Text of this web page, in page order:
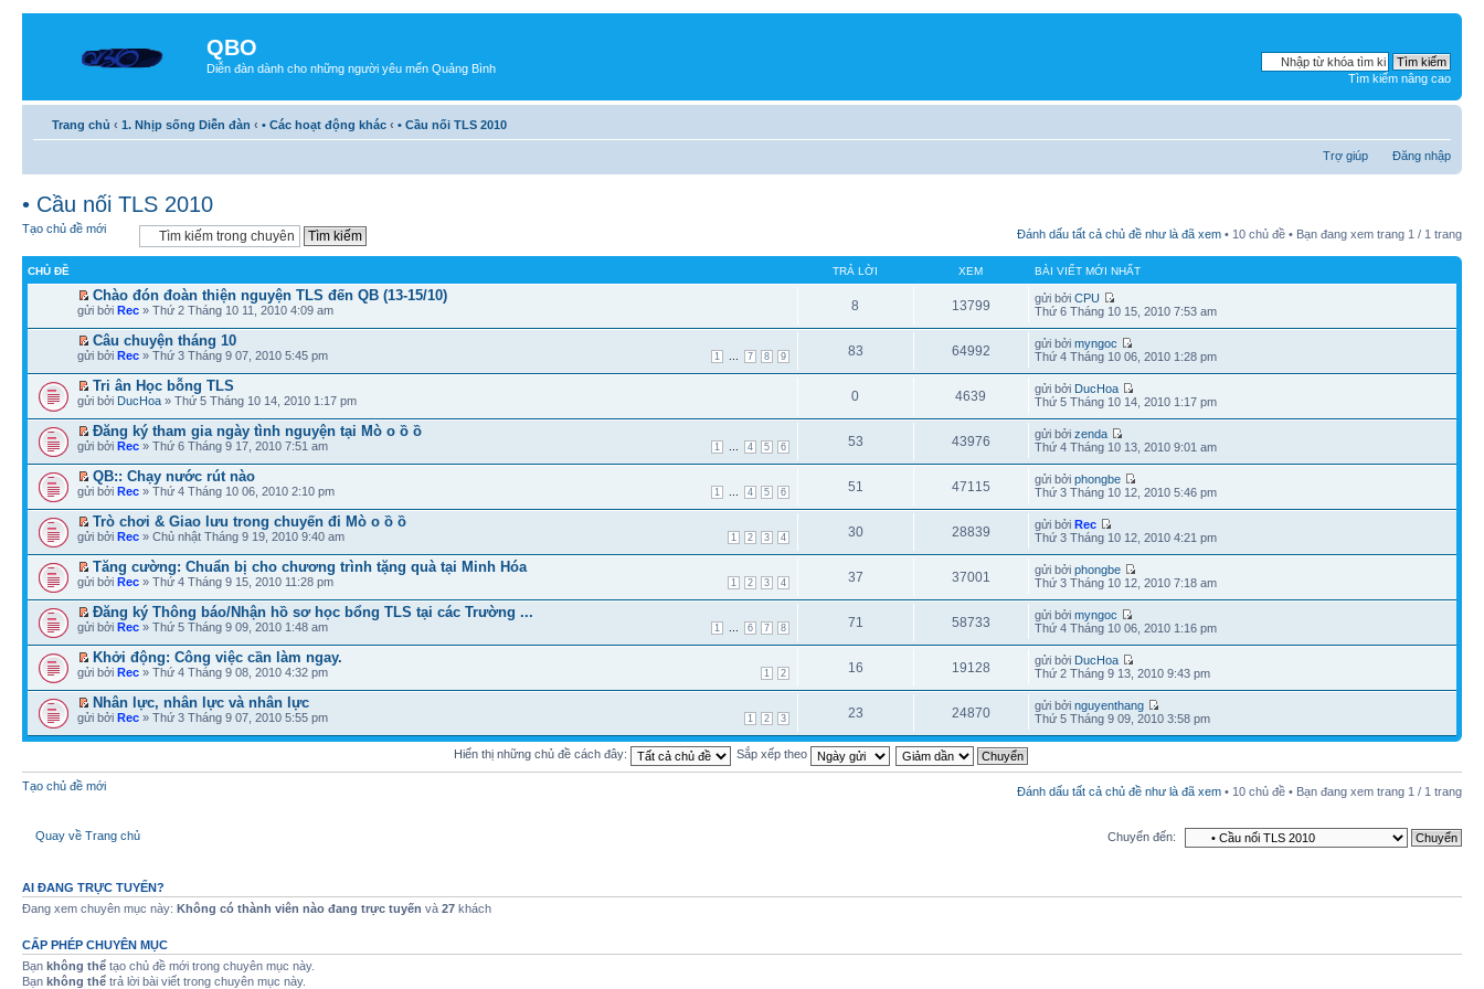
QBO
Diễn đàn dành cho những người yêu mến Quảng Bình
Tìm kiếm nâng cao
Trang chủ ‹ 1. Nhịp sống Diễn đàn ‹ • Các hoạt động khác ‹ • Cầu nối TLS 2010
Trợ giúp Đăng nhập
• Cầu nối TLS 2010
Tạo chủ đề mới Đánh dấu tất cả chủ đề như là đã xem • 10 chủ đề • Bạn đang xem trang 1 / 1 trang
CHỦ ĐỀ TRẢ LỜI XEM BÀI VIẾT MỚI NHẤT
Chào đón đoàn thiện nguyện TLS đến QB (13-15/10)
gửi bởi Rec » Thứ 2 Tháng 10 11, 2010 4:09 am 8 13799 gửi bởiCPU
Thứ 6 Tháng 10 15, 2010 7:53 am
Câu chuyện tháng 10
1 7 8 9
gửi bởi Rec » Thứ 3 Tháng 9 07, 2010 5:45 pm 83 64992 gửi bởimyngoc
Thứ 4 Tháng 10 06, 2010 1:28 pm
Tri ân Học bỗng TLS
gửi bởi DucHoa » Thứ 5 Tháng 10 14, 2010 1:17 pm 0 4639 gửi bởi DucHoa
Thứ 5 Tháng 10 14, 2010 1:17 pm
Đăng ký tham gia ngày tình nguyện tại Mò o ồ ồ
1 4 5 6
gửi bởi Rec » Thứ 6 Tháng 9 17, 2010 7:51 am 53 43976 gửi bởizenda
Thứ 4 Tháng 10 13, 2010 9:01 am
QB:: Chạy nước rút nào
1 4 5 6
gửi bởi Rec » Thứ 4 Tháng 10 06, 2010 2:10 pm 51 47115 gửi bởiphongbe
Thứ 3 Tháng 10 12, 2010 5:46 pm
Trò chơi & Giao lưu trong chuyến đi Mò o ồ ồ
1 2 3 4
gửi bởi Rec » Chủ nhật Tháng 9 19, 2010 9:40 am 30 28839 gửi bởiRec
Thứ 3 Tháng 10 12, 2010 4:21 pm
Tăng cường: Chuẩn bị cho chương trình tặng quà tại Minh Hóa
1 2 3 4
gửi bởi Rec » Thứ 4 Tháng 9 15, 2010 11:28 pm 37 37001 gửi bởiphongbe
Thứ 3 Tháng 10 12, 2010 7:18 am
Đăng ký Thông báo/Nhận hồ sơ học bổng TLS tại các Trường ...
1 6 7 8
gửi bởi Rec » Thứ 5 Tháng 9 09, 2010 1:48 am 71 58733 gửi bởimyngoc
Thứ 4 Tháng 10 06, 2010 1:16 pm
Khởi động: Công việc cần làm ngay.
1 2
gửi bởi Rec » Thứ 4 Tháng 9 08, 2010 4:32 pm 16 19128 gửi bởi DucHoa
Thứ 2 Tháng 9 13, 2010 9:43 pm
Nhân lực, nhân lực và nhân lực
1 2 3
gửi bởi Rec » Thứ 3 Tháng 9 07, 2010 5:55 pm 23 24870 gửi bởinguyenthang
Thứ 5 Tháng 9 09, 2010 3:58 pm
Hiển thị những chủ đề cách đây: Sắp xếp theo
Tạo chủ đề mới Đánh dấu tất cả chủ đề như là đã xem • 10 chủ đề • Bạn đang xem trang 1 / 1 trang
Quay về Trang chủ Chuyển đến:
AI ĐANG TRỰC TUYẾN?
Đang xem chuyên mục này: Không có thành viên nào đang trực tuyến và 27 khách
CẤP PHÉP CHUYÊN MỤC
Bạn không thể tạo chủ đề mới trong chuyên mục này.
Bạn không thể trả lời bài viết trong chuyên mục này.